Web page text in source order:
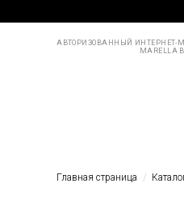
АВТОРИЗОВАННЫЙ ИНТЕРНЕТ-
MARELLA
Главная страница